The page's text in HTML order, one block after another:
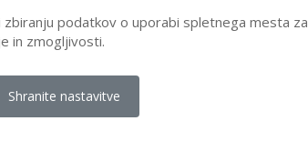
državne družbe
zbiranju podatkov o uporabi spletnega mesta za
in zmogljivosti.
Shranite nastavitve